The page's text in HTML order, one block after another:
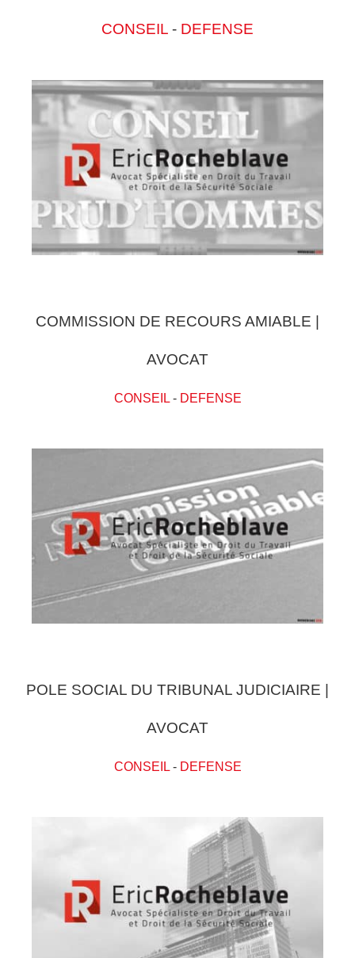
CONSEIL - DEFENSE
COMMISSION DE RECOURS AMIABLE |
AVOCAT
CONSEIL- DEFENSE
POLE SOCIAL DU TRIBUNAL JUDICIAIRE |
AVOCAT
CONSEIL- DEFENSE